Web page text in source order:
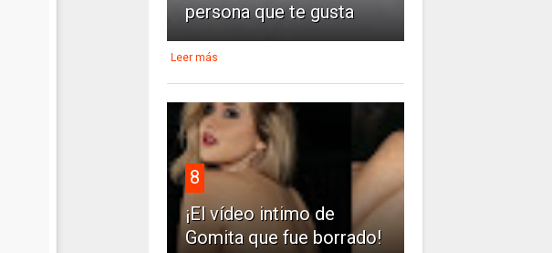
persona que te gusta
Leer más
8
¡El vídeo intimo de
Gomita que fue borrado!